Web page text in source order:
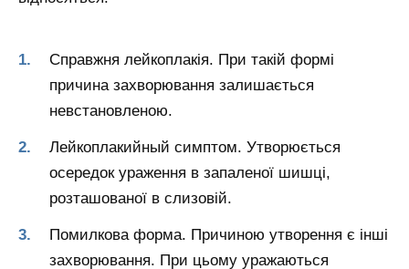
Справжня лейкоплакія. При такій формі
причина захворювання залишається
невстановленою.
Лейкоплакийный симптом. Утворюється
осередок ураження в запаленої шишці,
розташованої в слизовій.
Помилкова форма. Причиною утворення є інші
захворювання. При цьому уражаються